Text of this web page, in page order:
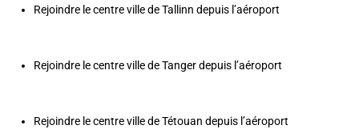
Rejoindre le centre ville de Tallinn depuis l’aéroport
Rejoindre le centre ville de Tanger depuis l’aéroport
Rejoindre le centre ville de Tétouan depuis l’aéroport